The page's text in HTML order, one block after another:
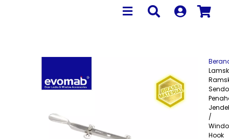
/
Hook